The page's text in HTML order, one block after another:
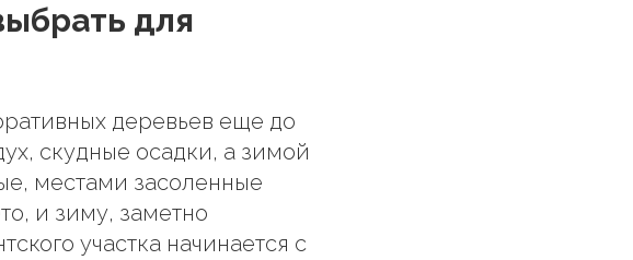
для
деревьев еще до
скудные осадки, а зимой
местами засоленные
и зиму, заметно
участка начинается с